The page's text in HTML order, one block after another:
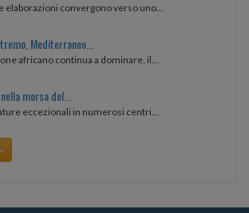
elaborazioni convergono verso uno...
Mediterraneo...
africano continua a dominare, il...
morsa del...
eccezionali in numerosi centri...